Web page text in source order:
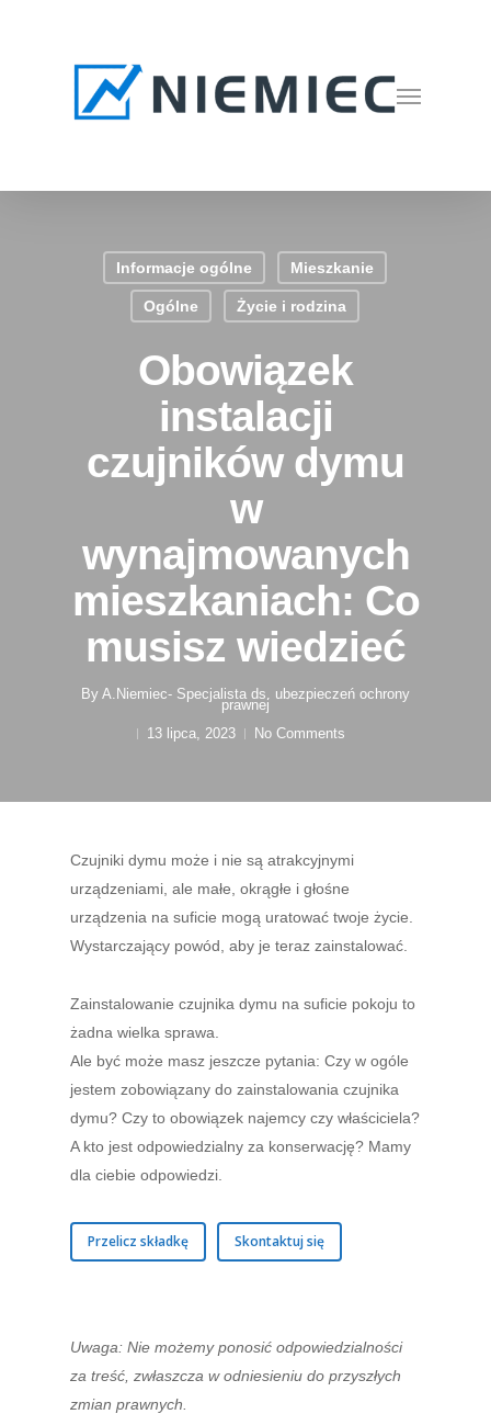
Menu
Informacje ogólne Mieszkanie
Ogólne Życie i rodzina
Obowiązek
instalacji
czujników dymu
w
wynajmowanych
mieszkaniach: Co
musisz wiedzieć
By A.Niemiec- Specjalista ds. ubezpieczeń ochrony
prawnej
13 lipca, 2023
No Comments
Czujniki dymu może i nie są atrakcyjnymi
urządzeniami, ale małe, okrągłe i głośne
urządzenia na suficie mogą uratować twoje życie.
Wystarczający powód, aby je teraz zainstalować.
Zainstalowanie czujnika dymu na suficie pokoju to
żadna wielka sprawa.
Ale być może masz jeszcze pytania: Czy w ogóle
jestem zobowiązany do zainstalowania czujnika
dymu? Czy to obowiązek najemcy czy właściciela?
A kto jest odpowiedzialny za konserwację? Mamy
dla ciebie odpowiedzi.
Przelicz składkę Skontaktuj się
Uwaga: Nie możemy ponosić odpowiedzialności
za treść, zwłaszcza w odniesieniu do przyszłych
zmian prawnych.